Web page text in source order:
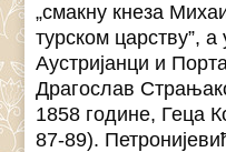
„смакну кнеза
турском царству”,
Аустријанци и
Драгослав
1858 године, Геца
87-89).